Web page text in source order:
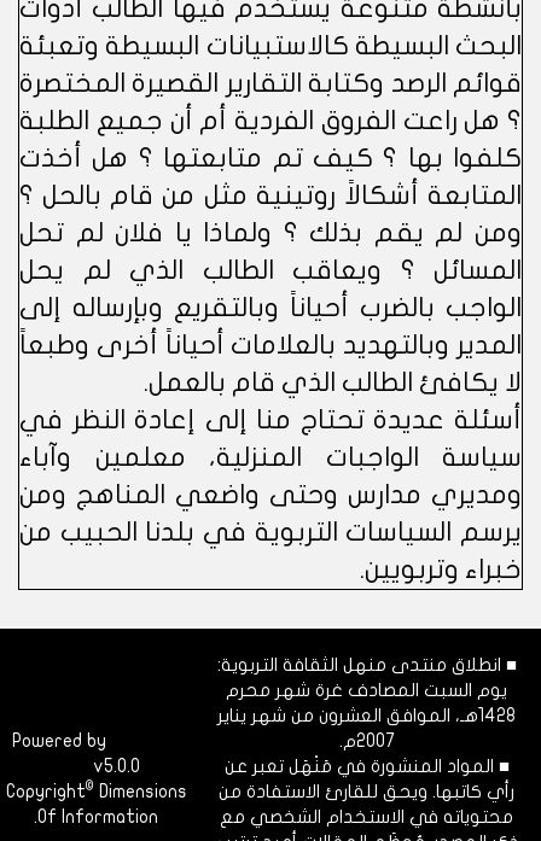
بأنشطة متنوعة يستخدم فيها الطالب أدوات
البحث البسيطة كالاستبيانات البسيطة وتعبئة
قوائم الرصد وكتابة التقارير القصيرة المختصرة
؟ هل راعت الفروق الفردية أم أن جميع الطلبة
كلفوا بها ؟ كيف تم متابعتها ؟ هل أخذت
المتابعة أشكالاً روتينية مثل من قام بالحل ؟
ومن لم يقم بذلك ؟ ولماذا يا فلان لم تحل
المسائل ؟ ويعاقب الطالب الذي لم يحل
الواجب بالضرب أحياناً وبالتقريع وبإرساله إلى
المدير وبالتهديد بالعلامات أحياناً أخرى وطبعاً
لا يكافئ الطالب الذي قام بالعمل.
أسئلة عديدة تحتاج منا إلى إعادة النظر في
سياسة الواجبات المنزلية، معلمين وآباء
ومديري مدارس وحتى واضعي المناهج ومن
يرسم السياسات التربوية في بلدنا الحبيب من
خبراء وتربويين.
■ انطلاق منتدى منهل الثقافة التربوية:
يوم السبت المصادف غرة شهر محرم
1428هـ، الموافق العشرون من شهر يناير
2007م.
■ المواد المنشورة في مَنْهَل تعبر عن
رأي كاتبها. ويحق للقارئ الاستفادة من
محتوياته في الاستخدام الشخصي مع
Powered by
v5.0.0
Copyright©
Dimensions
Of Information.